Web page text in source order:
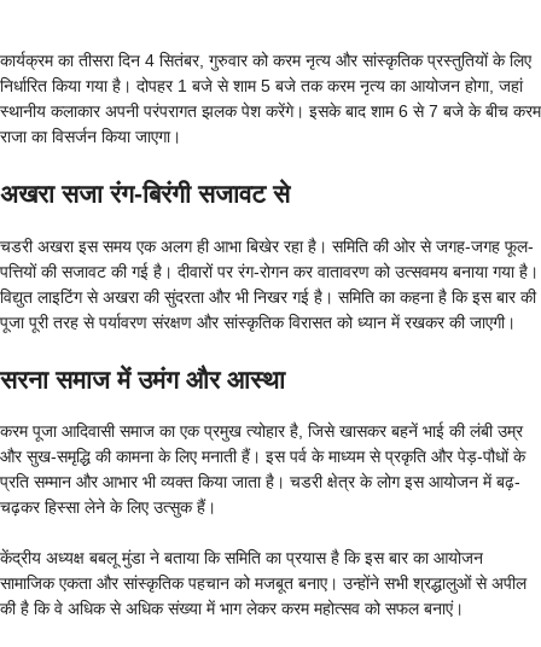
कार्यक्रम का तीसरा दिन 4 सितंबर, गुरुवार को करम नृत्य और सांस्कृतिक प्रस्तुतियों के लिए
निर्धारित किया गया है। दोपहर 1 बजे से शाम 5 बजे तक करम नृत्य का आयोजन होगा, जहां
स्थानीय कलाकार अपनी परंपरागत झलक पेश करेंगे। इसके बाद शाम 6 से 7 बजे के बीच करम
राजा का विसर्जन किया जाएगा।
अखरा सजा रंग-बिरंगी सजावट से
चडरी अखरा इस समय एक अलग ही आभा बिखेर रहा है। समिति की ओर से जगह-जगह फूल-
पत्तियों की सजावट की गई है। दीवारों पर रंग-रोगन कर वातावरण को उत्सवमय बनाया गया है।
विद्युत लाइटिंग से अखरा की सुंदरता और भी निखर गई है। समिति का कहना है कि इस बार की
पूजा पूरी तरह से पर्यावरण संरक्षण और सांस्कृतिक विरासत को ध्यान में रखकर की जाएगी।
सरना समाज में उमंग और आस्था
करम पूजा आदिवासी समाज का एक प्रमुख त्योहार है, जिसे खासकर बहनें भाई की लंबी उम्र
और सुख-समृद्धि की कामना के लिए मनाती हैं। इस पर्व के माध्यम से प्रकृति और पेड़-पौधों के
प्रति सम्मान और आभार भी व्यक्त किया जाता है। चडरी क्षेत्र के लोग इस आयोजन में बढ़-
चढ़कर हिस्सा लेने के लिए उत्सुक हैं।
केंद्रीय अध्यक्ष बबलू मुंडा ने बताया कि समिति का प्रयास है कि इस बार का आयोजन
सामाजिक एकता और सांस्कृतिक पहचान को मजबूत बनाए। उन्होंने सभी श्रद्धालुओं से अपील
की है कि वे अधिक से अधिक संख्या में भाग लेकर करम महोत्सव को सफल बनाएं।